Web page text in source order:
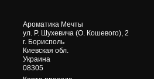
Ароматика Мечты
ул. Р. Шухевича (О. Кошевого), 2
г. Бориcполь
Киевская обл.
Украина
08305